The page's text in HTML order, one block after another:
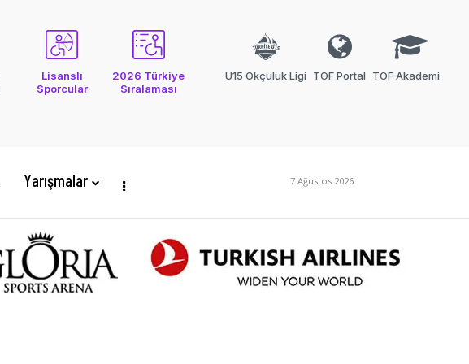
Lisanslı
Sporcular
2026 Türkiye
Sıralaması
U15 Okçuluk Ligi TOF Portal TOF Akademi
Yarışmalar 7 Ağustos 2026